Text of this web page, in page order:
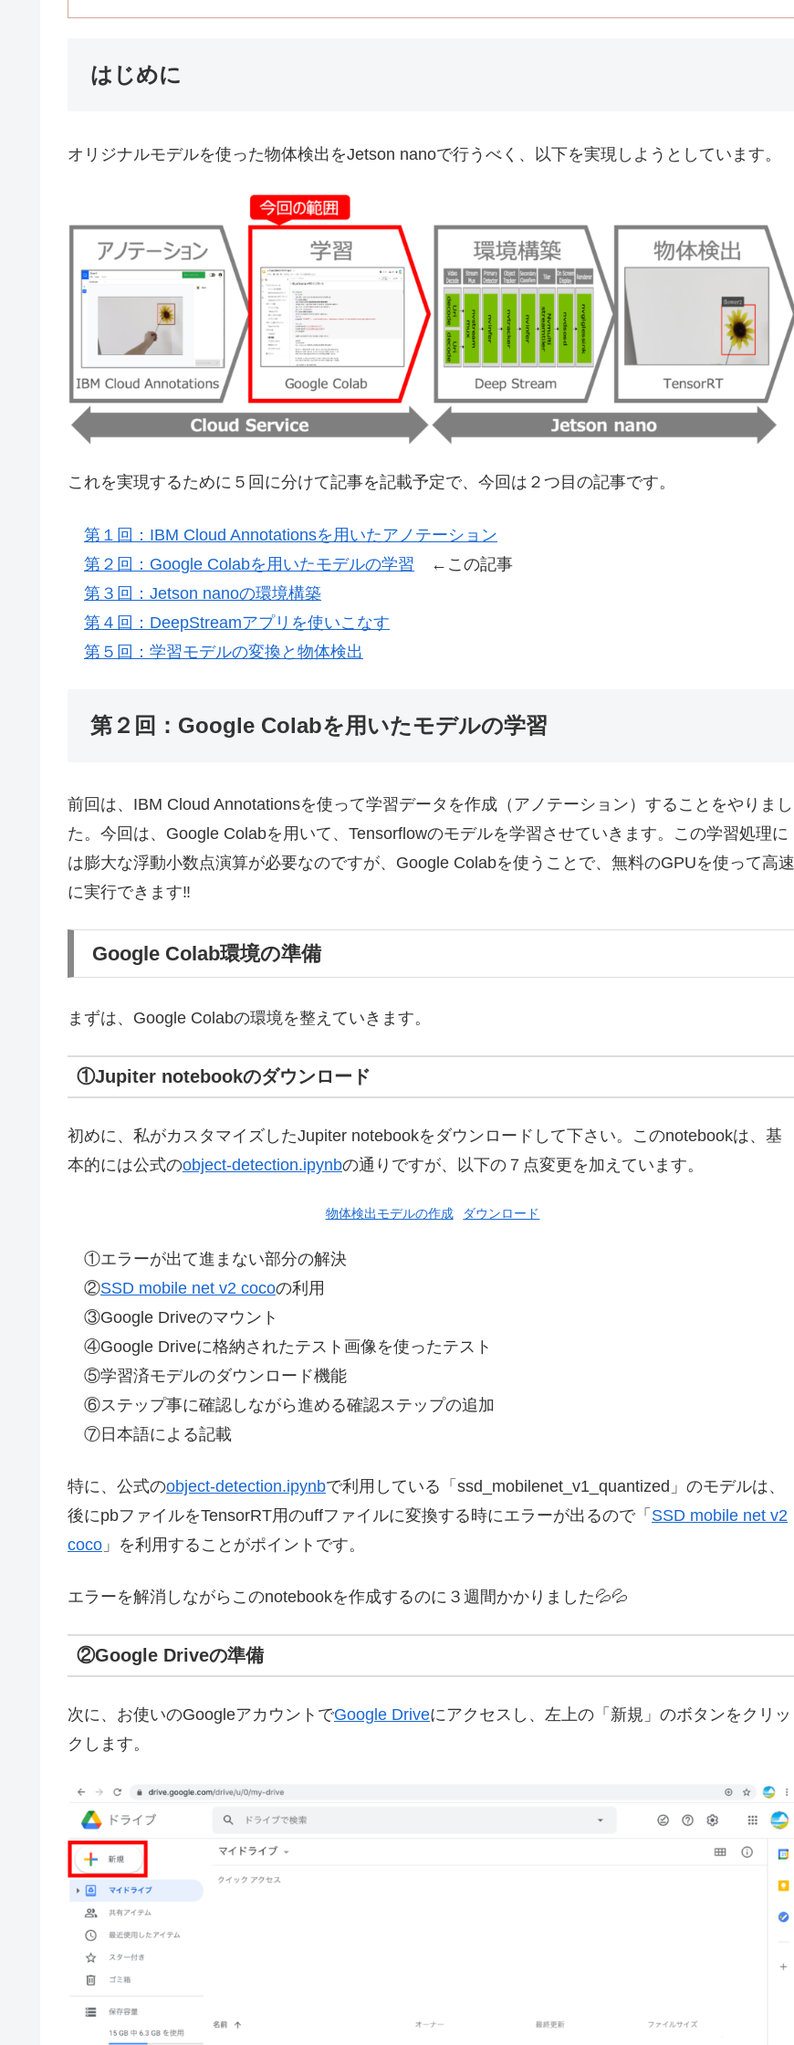
はじめに
オリジナルモデルを使った物体検出をJetson nanoで行うべく、以下を実現しようとしています。
これを実現するために５回に分けて記事を記載予定で、今回は２つ目の記事です。
第１回：IBM Cloud Annotationsを用いたアノテーション
第２回：Google Colabを用いたモデルの学習 ←この記事
第３回：Jetson nanoの環境構築
第４回：DeepStreamアプリを使いこなす
第５回：学習モデルの変換と物体検出
第２回：Google Colabを用いたモデルの学習
前回は、IBM Cloud Annotationsを使って学習データを作成（アノテーション）することをやりまし
た。今回は、Google Colabを用いて、Tensorflowのモデルを学習させていきます。この学習処理に
は膨大な浮動小数点演算が必要なのですが、Google Colabを使うことで、無料のGPUを使って高速
に実行できます‼️
Google Colab環境の準備
まずは、Google Colabの環境を整えていきます。
①Jupiter notebookのダウンロード
初めに、私がカスタマイズしたJupiter notebookをダウンロードして下さい。このnotebookは、基
本的には公式のobject-detection.ipynbの通りですが、以下の７点変更を加えています。
物体検出モデルの作成 ダウンロード
①エラーが出て進まない部分の解決
②SSD mobile net v2 cocoの利用
③Google Driveのマウント
④Google Driveに格納されたテスト画像を使ったテスト
⑤学習済モデルのダウンロード機能
⑥ステップ事に確認しながら進める確認ステップの追加
⑦日本語による記載
特に、公式のobject-detection.ipynbで利用している「ssd_mobilenet_v1_quantized」のモデルは、
後にpbファイルをTensorRT用のuffファイルに変換する時にエラーが出るので「 SSD mobile net v2
coco 」を利用することがポイントです。
エラーを解消しながらこのnotebookを作成するのに３週間かかりました💦💦
②Google Driveの準備
次に、お使いのGoogleアカウントでGoogle Driveにアクセスし、左上の「新規」のボタンをクリッ
クします。